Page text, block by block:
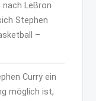
LeBron
Stephen
–
Curry ein
möglich ist,